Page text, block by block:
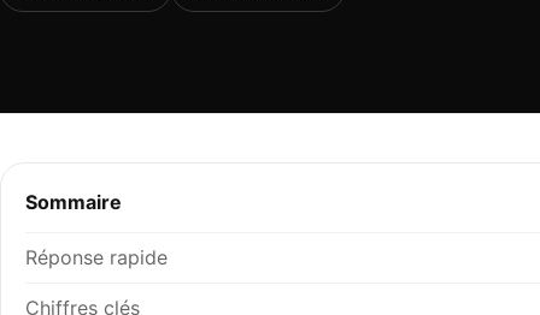
Sommaire
Réponse rapide
Chiffres clés